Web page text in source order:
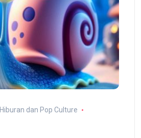
Hiburan dan Pop Culture